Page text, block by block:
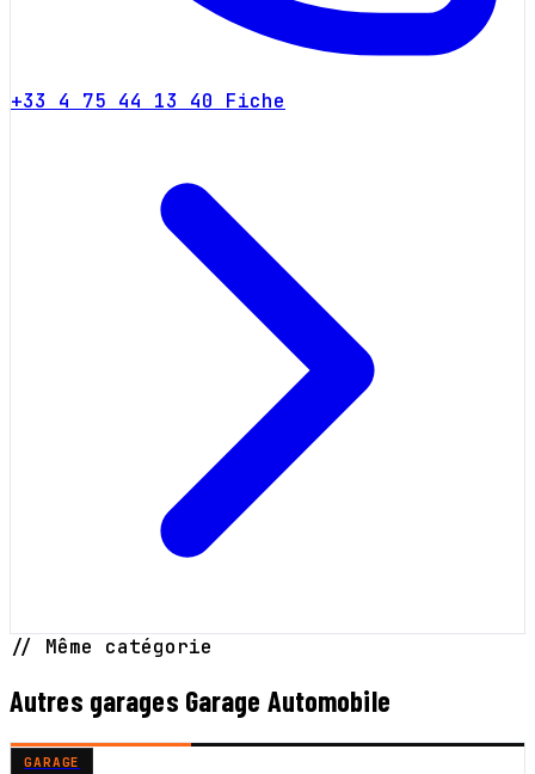
+33 4 75 44 13 40 Fiche
// Même catégorie
Autres garages Garage Automobile
GARAGE